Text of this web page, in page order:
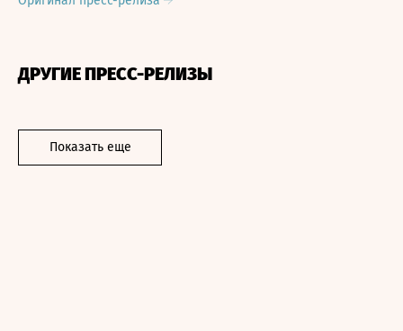
ДРУГИЕ ПРЕСС-РЕЛИЗЫ
Показать еще